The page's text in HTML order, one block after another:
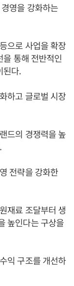
영을 강화하는
으로 사업을 확장
통해 전반적인
된다.
하고 글로벌 시장
드의 경쟁력을 높
전략을 강화한
재료 조달부터 생
높인다는 구상을
익 구조를 개선하